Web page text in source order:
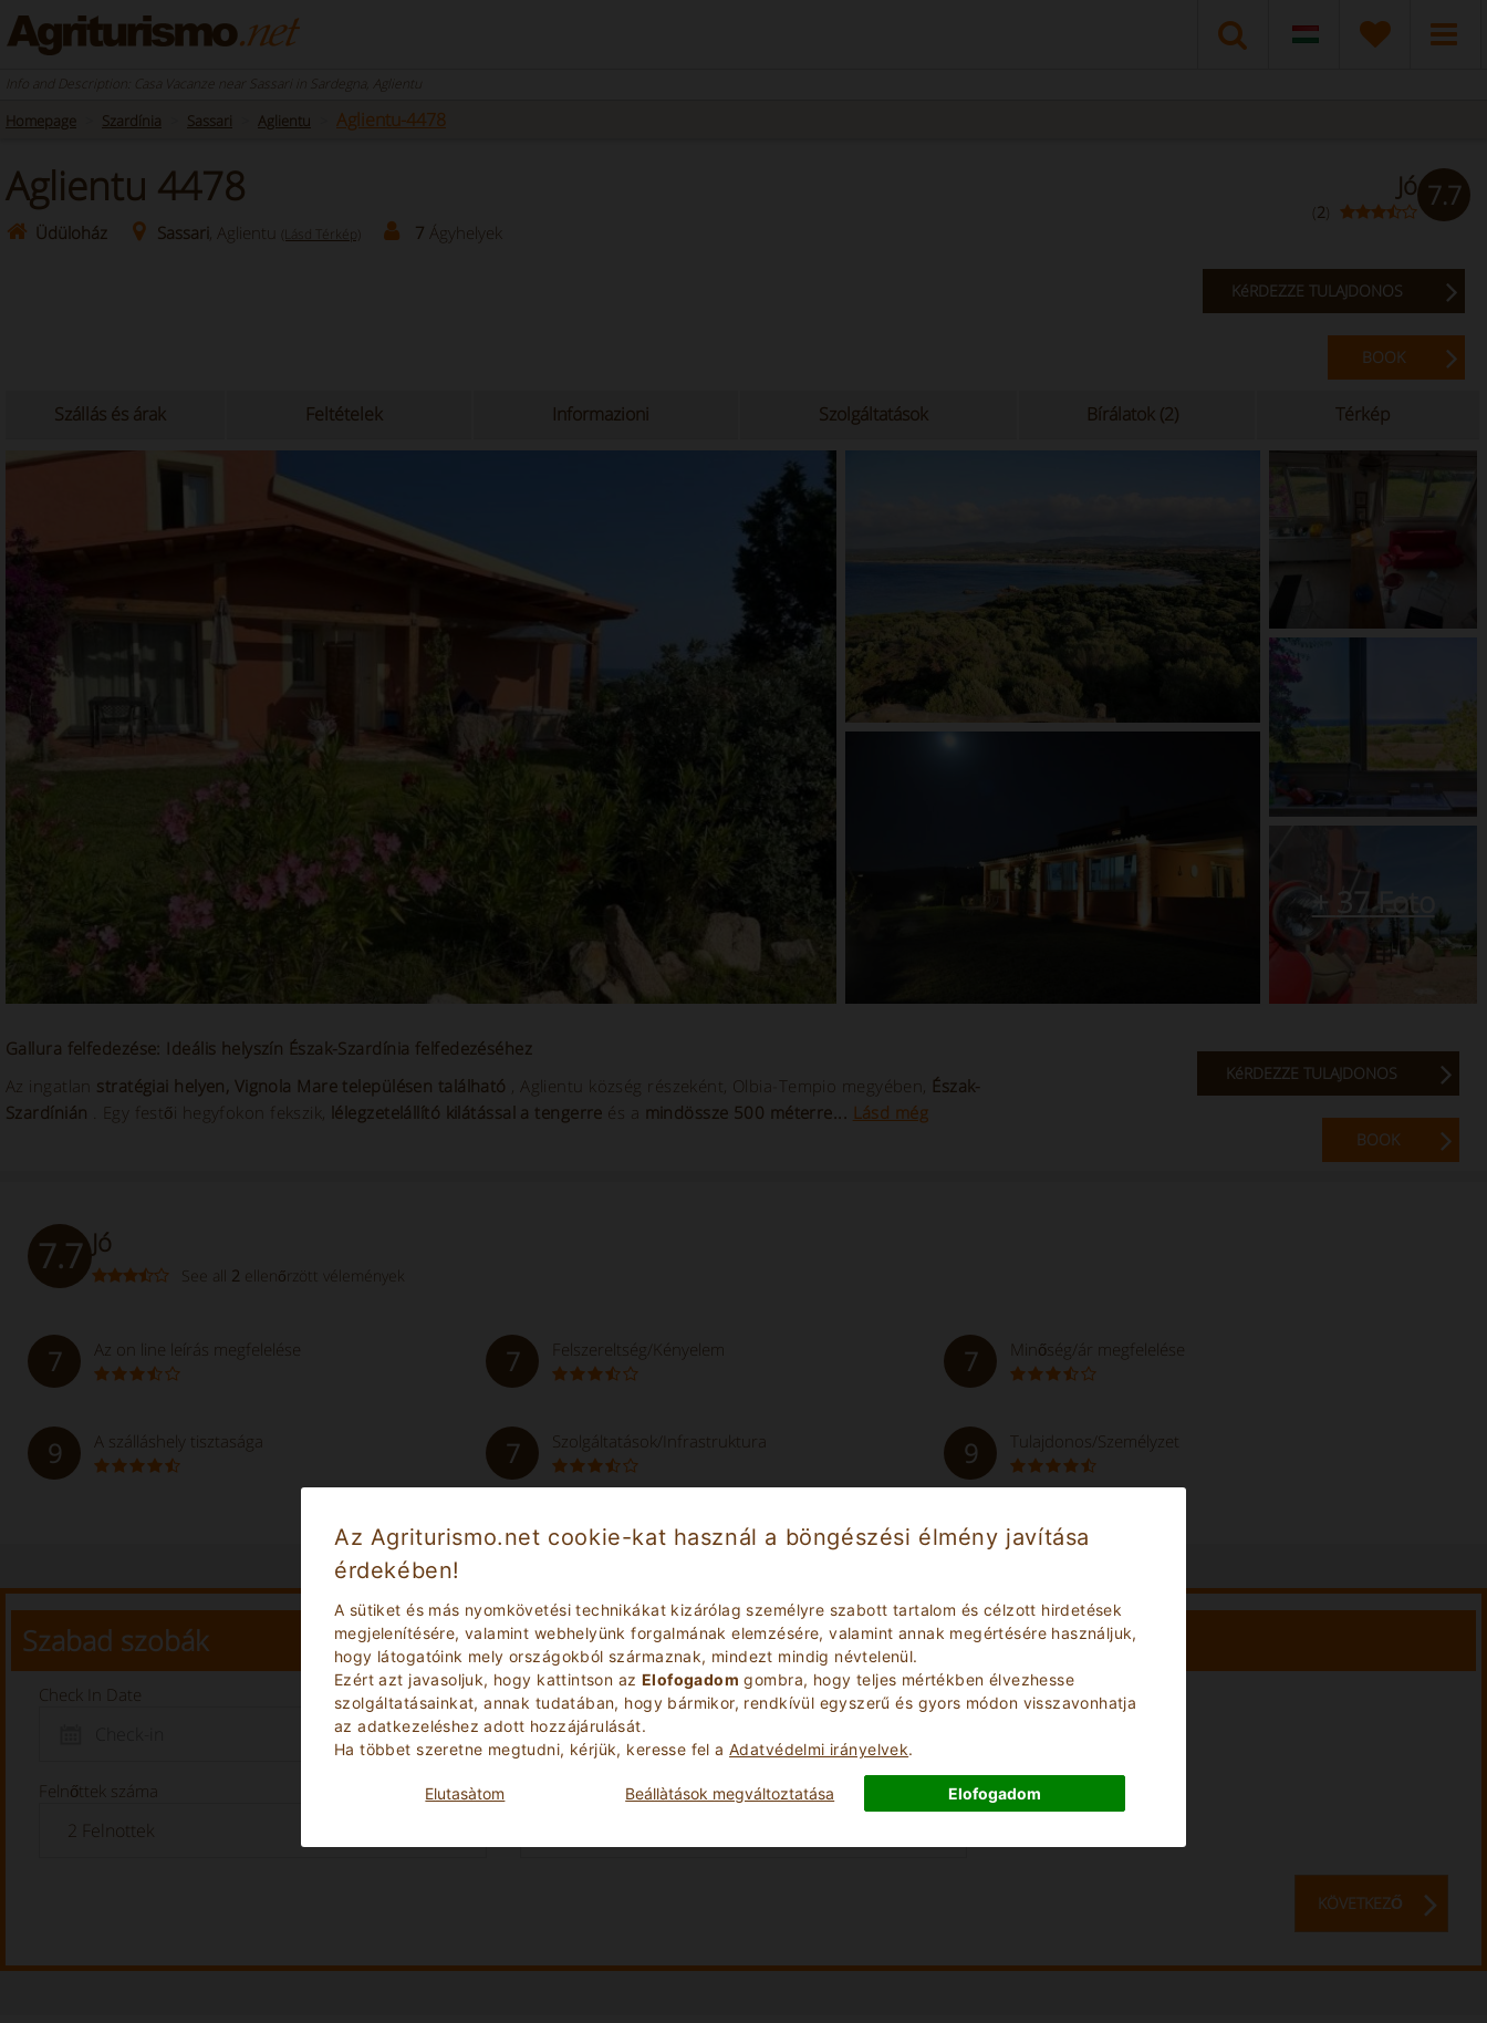
Az Agriturismo.net cookie-kat használ a böngészési élmény javítása
érdekében!
A sütiket és más nyomkövetési technikákat kizárólag személyre szabott tartalom és célzott hirdetések
megjelenítésére, valamint webhelyünk forgalmának elemzésére, valamint annak megértésére használjuk,
hogy látogatóink mely országokból származnak, mindezt mindig névtelenül.
Ezért azt javasoljuk, hogy kattintson az Elofogadom gombra, hogy teljes mértékben élvezhesse
szolgáltatásainkat, annak tudatában, hogy bármikor, rendkívül egyszerű és gyors módon visszavonhatja
az adatkezeléshez adott hozzájárulását.
Ha többet szeretne megtudni, kérjük, keresse fel aAdatvédelmi irányelvek.
Elutasà­tom Beállà­tások megváltoztatása Elofogadom
Info and Description: Casa Vacanze near Sassari in Sardegna, Aglientu
Homepage Szardínia Sassari Aglientu Aglientu-4478
Aglientu 4478
Üdüloház Sassari, Aglientu (Lásd Térkép) 7 Ágyhelyek
Jó
(2) 7.7
KéRDEZZE TULAJDONOS
BOOK
Szállás és árak Feltételek Informazioni Szolgáltatások Bírálatok (2) Térkép
+ 37Foto
Gallura felfedezése: Ideális helyszín Észak-Szardínia felfedezéséhez
Az ingatlan stratégiai helyen, Vignola Mare településen található , Aglientu község részeként, Olbia-Tempio megyében, Észak-
Szardínián . Egy festői hegyfokon fekszik, lélegzetelállító kilátással a tengerre és a mindössze 500 méterre... Lásd még
KéRDEZZE TULAJDONOS
BOOK
7.7 Jó
See all 2 ellenőrzött vélemények
7 Az on line leírás megfelelése 7 Felszereltség/Kényelem 7 Minőség/ár megfelelése
9 A szálláshely tisztasága 7 Szolgáltatások/Infrastruktura 9 Tulajdonos/Személyzet
Szabad szobák
Check In Date Check Out Date
Felnőttek száma Number of Children
KÖVETKEZŐ